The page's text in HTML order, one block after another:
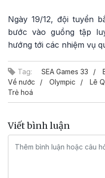
Ngày 19/12, đội tuyển
bước vào guồng tập
hướng tới các nhiệm vụ
Tag: SEA Games 33
Về nước
Olympic Lê
Trẻ hoá
Viết bình luận